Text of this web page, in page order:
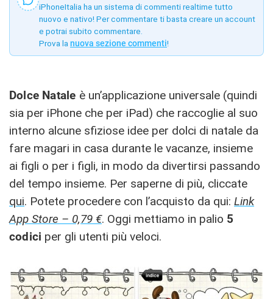
iPhoneItalia ha un sistema di commenti realtime tutto
nuovo e nativo! Per commentare ti basta creare un account
e potrai subito commentare.
Prova la nuova sezione commenti!
Dolce Natale è un’applicazione universale (quindi
sia per iPhone che per iPad) che raccoglie al suo
interno alcune sfiziose idee per dolci di natale da
fare magari in casa durante le vacanze, insieme
ai figli o per i figli, in modo da divertirsi passando
del tempo insieme. Per saperne di più, cliccate
qui. Potete procedere con l’acquisto da qui: Link
App Store – 0,79 €. Oggi mettiamo in palio 5
codici per gli utenti più veloci.